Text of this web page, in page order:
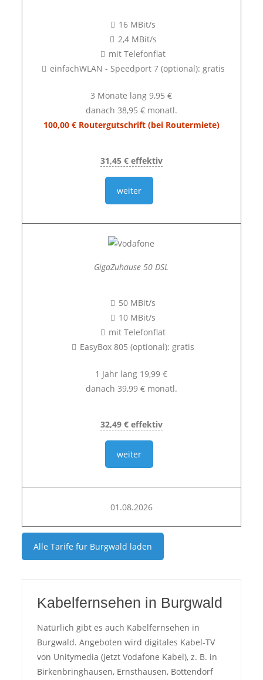
16 MBit/s
2,4 MBit/s
mit Telefonflat
einfachWLAN - Speedport 7 (optional): gratis
3 Monate lang 9,95 €
danach 38,95 € monatl.
100,00 € Routergutschrift (bei Routermiete)
31,45 € effektiv
weiter
GigaZuhause 50 DSL
50 MBit/s
10 MBit/s
mit Telefonflat
EasyBox 805 (optional): gratis
1 Jahr lang 19,99 €
danach 39,99 € monatl.
32,49 € effektiv
weiter
01.08.2026
Alle Tarife für Burgwald laden
Kabelfernsehen in Burgwald
Natürlich gibt es auch Kabelfernsehen in
Burgwald. Angeboten wird digitales Kabel-TV
von Unitymedia (jetzt Vodafone Kabel), z. B. in
Birkenbringhausen, Ernsthausen, Bottendorf